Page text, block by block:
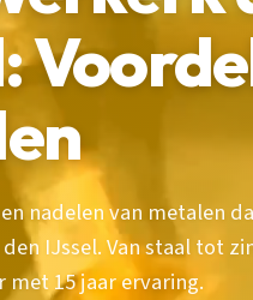
nadelen van metalen
IJssel. Van staal tot
15 jaar ervaring.